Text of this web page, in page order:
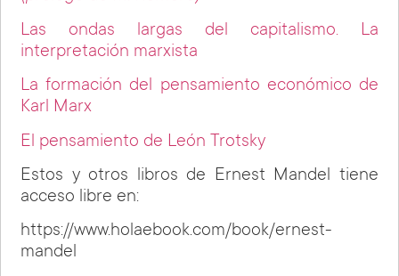
Las ondas largas del capitalismo. La
interpretación marxista
La formación del pensamiento económico de
Karl Marx
El pensamiento de León Trotsky
Estos y otros libros de Ernest Mandel tiene
acceso libre en:
https://www.holaebook.com/book/ernest-
mandel